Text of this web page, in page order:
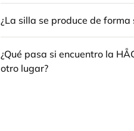
¿La silla se produce de forma
¿Qué pasa si encuentro la
otro lugar?